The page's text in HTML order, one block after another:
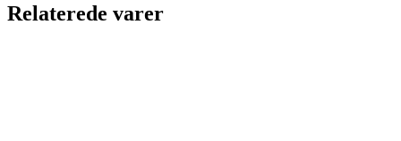
Relaterede varer